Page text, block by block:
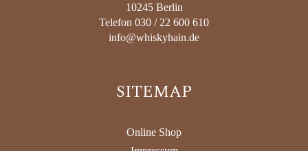
10245 Berlin
Telefon 030 / 22 600 610
info@whiskyhain.de
SITEMAP
Online Shop